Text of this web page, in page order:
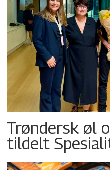
Trøndersk øl
tildelt